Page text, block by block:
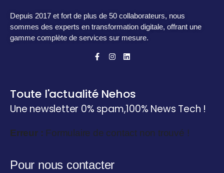
Depuis 2017 et fort de plus de 50 collaborateurs, nous
sommes des experts en transformation digitale, offrant une
gamme complète de services sur mesure.
Toute l'actualité Nehos
Une newsletter 0% spam,100% News Tech !
Erreur : Formulaire de contact non trouvé !
Pour nous contacter